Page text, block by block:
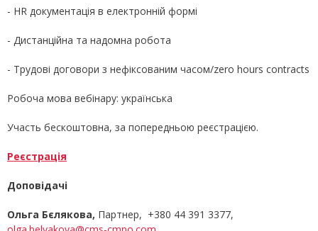
- HR документація в електронній формі
- Дистанційна та надомна робота
- Трудові договори з нефіксованим часом/zero hours contracts
Робоча мова вебінару: українська
Участь бескоштовна, за попередньою реєстрацією.
Реєстрація
Доповідачі
Ольга Бєлякова, Партнер, +380 44 391 3377,